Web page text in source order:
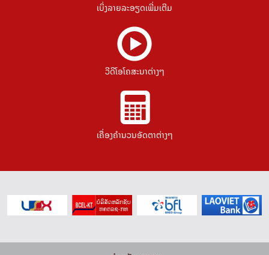
ເບິ່ງລາຍລະອຽດເພີ່ມເຕີມ
ວີດີໂອໂຄສະນາຕ່າງໆ
ເຄື່ອງຄຳນວນອັດຕາຕ່າງໆ